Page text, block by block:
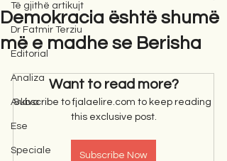
Të gjithë artikujt
Dr Fatmir Terziu
Editorial
Analiza
Arkiva
Ese
Speciale
Demokracia është shumë
më e madhe se Berisha
Want to read more?
Subscribe to fjalaelire.com to keep reading
this exclusive post.
Subscribe Now